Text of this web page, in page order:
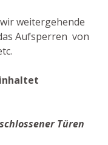
weitergehende
Aufsperren von
Türen